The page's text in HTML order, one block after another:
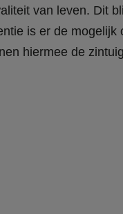
van leven. Dit
is er de mogelijk
hiermee de